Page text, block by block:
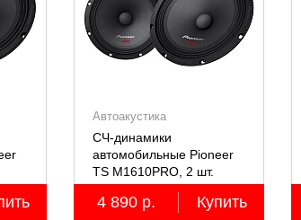
Автоакустика
СЧ-динамики
автомобильные Pioneer
TS M1610PRO, 2 шт.
4 890 р. Купить